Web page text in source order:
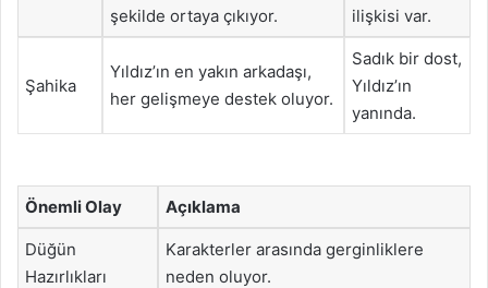
şekilde ortaya çıkıyor.
ilişkisi var.
Şahika
Yıldız’ın en yakın arkadaşı,
her gelişmeye destek oluyor.
Sadık bir dost,
Yıldız’ın
yanında.
Önemli Olay Açıklama
Düğün
Hazırlıkları
Karakterler arasında gerginliklere
neden oluyor.